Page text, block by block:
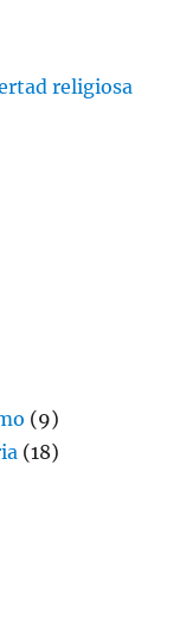
religiosa
(9)
(18)